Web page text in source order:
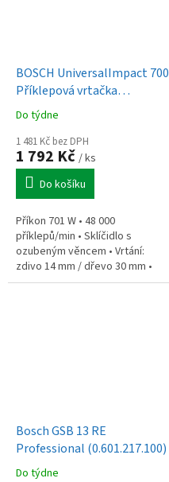
BOSCH UniversalImpact 700
Příklepová vrtačka
(0.603.313.300)
Do týdne
1 481 Kč bez DPH
1 792 Kč / ks
Do košíku
Příkon 701 W • 48 000
příklepů/min • Sklíčidlo s
ozubeným věncem • Vrtání:
zdivo 14 mm / dřevo 30 mm •
Předvolba otáček • Hmotnost
Bosch GSB 13 RE
Professional (0.601.217.100)
Do týdne